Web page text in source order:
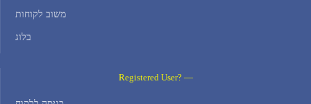
משוב לקוחות
בלוג
Registered User? —